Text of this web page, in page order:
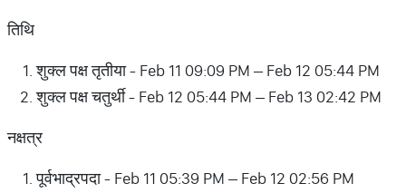
तिथि
शुक्ल पक्ष तृतीया - Feb 11 09:09 PM – Feb 12 05:44 PM
शुक्ल पक्ष चतुर्थी - Feb 12 05:44 PM – Feb 13 02:42 PM
नक्षत्र
पूर्वभाद्रपदा - Feb 11 05:39 PM – Feb 12 02:56 PM